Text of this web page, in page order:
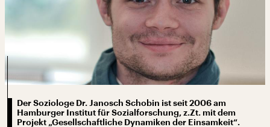
Der Soziologe Dr. Janosch Schobin ist seit 2006 am
Hamburger Institut für Sozialforschung, z.Zt. mit dem
Projekt „Gesellschaftliche Dynamiken der Einsamkeit“.